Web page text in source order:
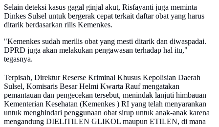
Selain deteksi kasus gagal ginjal akut, Risfayanti juga meminta
Dinkes Sulsel untuk bergerak cepat terkait daftar obat yang harus
ditarik berdasarkan rilis Kemenkes.
"Kemenkes sudah merilis obat yang mesti ditarik dan diwaspadai.
DPRD juga akan melakukan pengawasan terhadap hal itu,"
tegasnya.
Terpisah, Direktur Reserse Kriminal Khusus Kepolisian Daerah
Sulsel, Komisaris Besar Helmi Kwarta Rauf mengatakan
pemantauan dan pengecekan tersebut, menindak lanjuti himbauan
Kementerian Kesehatan (Kemenkes ) RI yang telah menyarankan
untuk menghindari penggunaan obat sirup untuk anak-anak karena
mengandung DIELITILEN GLIKOL maupun ETILEN, di mana